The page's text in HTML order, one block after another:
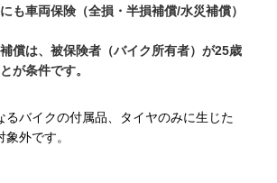
も車両保険（全損・半損補償/水災補償）
償は、被保険者（バイク所有者）が25歳
が条件です。
バイクの付属品、タイヤのみに生じた
外です。